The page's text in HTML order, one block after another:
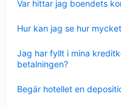
Var hittar jag boendets
mindre
Hur kan jag se hur
mindre
Jag har fyllt i mina
betalningen?
mindre
Begär hotellet en
mindre